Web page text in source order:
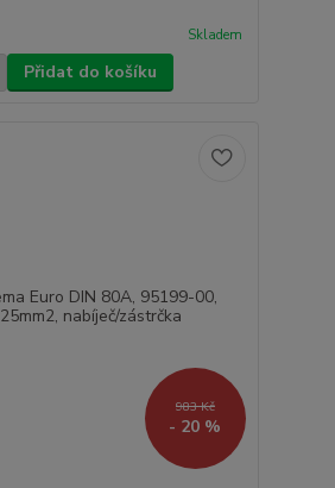
Skladem
Přidat do košíku
983 Kč
- 20 %